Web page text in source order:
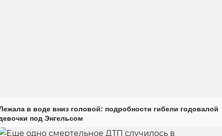
в воде вниз головой: подробности гибели годовалой
под Энгельсом